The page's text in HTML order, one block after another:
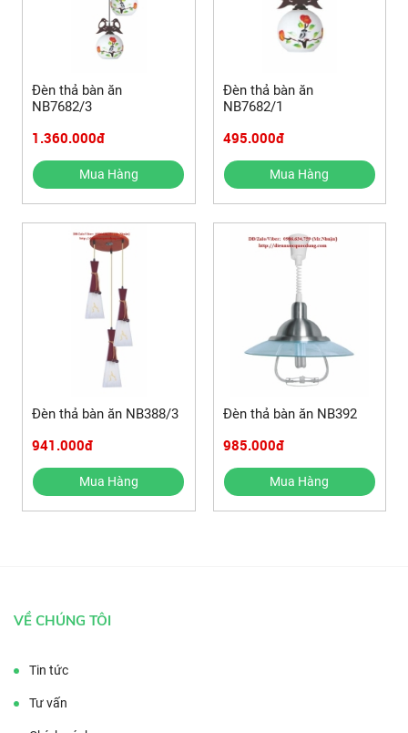
Đèn thả bàn ăn
NB7682/3
1.360.000đ
Mua Hàng
Đèn thả bàn ăn
NB7682/1
495.000đ
Mua Hàng
Đèn thả bàn ăn NB388/3
941.000đ
Mua Hàng
Đèn thả bàn ăn NB392
985.000đ
Mua Hàng
VỀ CHÚNG TÔI
Tin tức
Tư vấn